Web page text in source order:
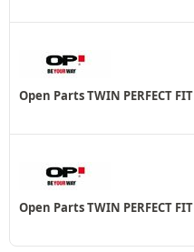
Open Parts TWIN PERFECT FIT
Open Parts TWIN PERFECT FIT